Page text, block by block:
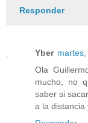
Responder
Yber
Ola
mucho, no
saber si
a la distancia